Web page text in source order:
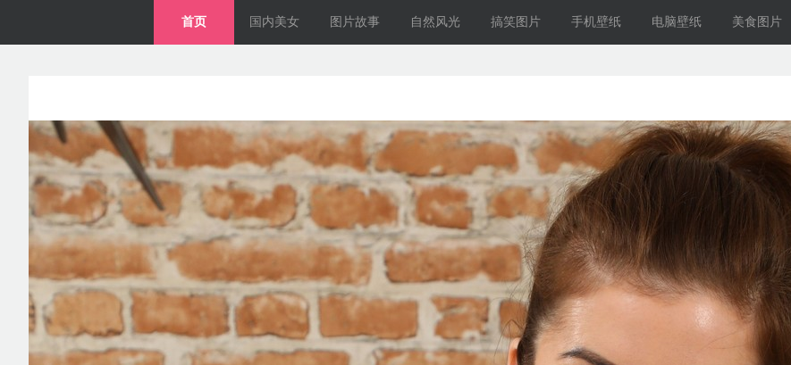
首页 国内美女 图片故事 自然风光 搞笑图片 手机壁纸 电脑壁纸 美食图片